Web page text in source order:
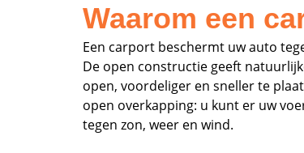
Waarom een
Een carport beschermt uw auto
De open constructie geeft
open, voordeliger en sneller te
open overkapping: u kunt er uw
tegen zon, weer en wind.